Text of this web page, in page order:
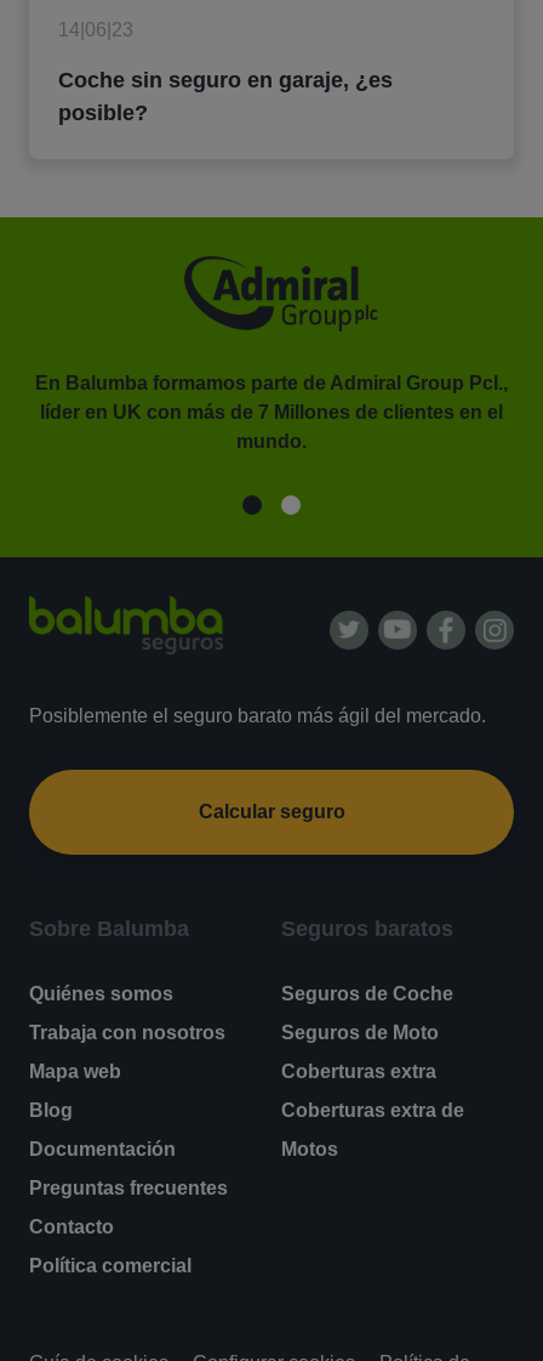
14|06|23
Coche sin seguro en garaje, ¿es
posible?
En Balumba formamos parte de Admiral Group Pcl.,
líder en UK con más de 7 Millones de clientes en el
mundo.
Posiblemente el seguro barato más ágil del mercado.
Calcular seguro
Sobre Balumba
Quiénes somos
Trabaja con nosotros
Mapa web
Blog
Documentación
Preguntas frecuentes
Contacto
Política comercial
Seguros baratos
Seguros de Coche
Seguros de Moto
Coberturas extra
Coberturas extra de
Motos